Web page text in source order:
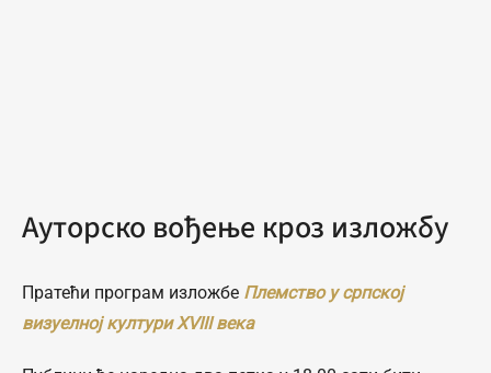
Ауторско вођење кроз изложбу
Пратећи програм изложбе Племство у српској
визуелној култури XVIII века